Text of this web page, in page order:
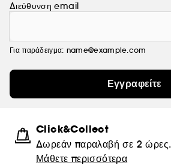
Διεύθυνση email
Για παράδειγμα: name@example.com
Εγγραφείτε
Click&Collect
Δωρεάν παραλαβή σε 2 ώρες.
Μάθετε περισσότερα